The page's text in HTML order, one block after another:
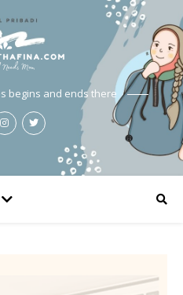
begins and ends there